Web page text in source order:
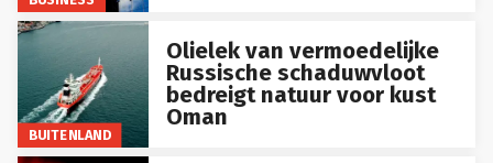
BUITENLAND
Olielek van vermoedelijke
Russische schaduwvloot
bedreigt natuur voor kust
Oman